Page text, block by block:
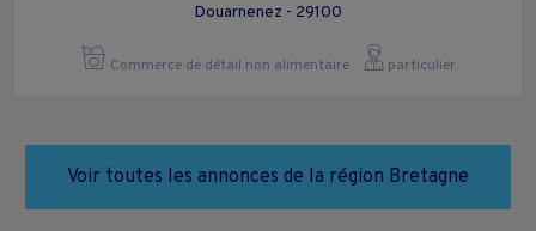
Douarnenez - 29100
Commerce de détail non alimentaire particulier
Voir toutes les annonces de la région Bretagne